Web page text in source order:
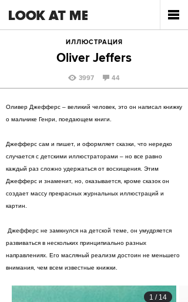
ИЛЛЮСТРАЦИЯ
Оliver Jeffers
3997 44
Оливер Джефферс – великий человек, это он написал книжку
о мальчике Генри, поедающем книги.
Джефферс сам и пишет, и оформляет сказки, что нередко
случается с детскими иллюстраторами – но все равно
каждый раз сложно удержаться от восхищения. Этим
Джефферс и знаменит, но, оказывается, кроме сказок он
создает массу прекрасных журнальных иллюстраций и
картин.
Джефферс не замкнулся на детской теме, он умудряется
развиваться в нескольких принципиально разных
направлениях. Его масляный реализм достоин не меньшего
внимания, чем всем известные книжки.
1 / 14